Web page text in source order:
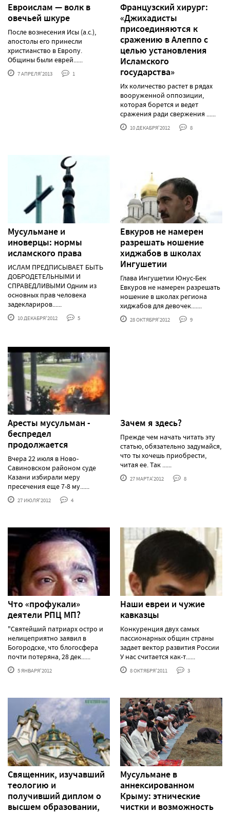
Евроислам — волк в
овечьей шкуре
После вознесения Исы (а.с.),
апостолы его принесли
христианство в Европу.
Общины были еврей......
7 АПРЕЛЯ'2013 1
Французский хирург:
«Джихадисты
присоединяются к
сражению в Алеппо с
целью установления
Исламского
государства»
Их количество растет в рядах
вооруженной оппозиции,
которая борется и ведет
сражения ради свержения ......
10 ДЕКАБРЯ'2012 8
Мусульмане и
иноверцы: нормы
исламского права
ИСЛАМ ПРЕДПИСЫВАЕТ БЫТЬ
ДОБРОДЕТЕЛЬНЫМИ И
СПРАВЕДЛИВЫМИ Одним из
основных прав человека
задеклариров......
10 ДЕКАБРЯ'2012 5
Евкуров не намерен
разрешать ношение
хиджабов в школах
Ингушетии
Глава Ингушетии Юнус-Бек
Евкуров не намерен разрешать
ношение в школах региона
хиджабов для девочек.......
28 ОКТЯБРЯ'2012 9
Аресты мусульман -
беспредел
продолжается
Вчера 22 июля в Ново-
Савиновском районом суде
Казани избирали меру
пресечения еще 7-8 му......
27 ИЮЛЯ'2012 4
Зачем я здесь?
Прежде чем начать читать эту
статью, обязательно задумайся,
что ты хочешь приобрести,
читая ее. Так ......
27 МАРТА'2012 8
Что «профукали»
деятели РПЦ МП?
"Святейший патриарх остро и
нелицеприятно заявил в
Богородске, что блогосфера
почти потеряна, 28 дек......
5 ЯНВАРЯ'2012
Наши евреи и чужие
кавказцы
Конкуренция двух самых
пассионарных общин страны
задает вектор развития России
У нас считается как-т......
8 ОКТЯБРЯ'2011 3
Священник, изучавший
теологию и
получивший диплом о
высшем образовании,
Мусульмане в
аннексированном
Крыму: этнические
чистки и возможность